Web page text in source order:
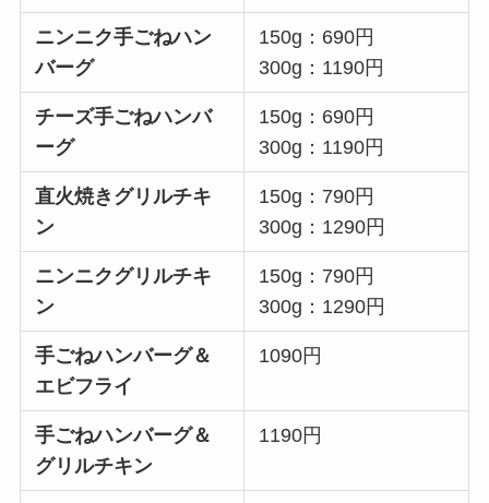
ニンニク手ごねハン
バーグ
150g：690円
300g：1190円
チーズ手ごねハンバ
ーグ
150g：690円
300g：1190円
直火焼きグリルチキ
ン
150g：790円
300g：1290円
ニンニクグリルチキ
ン
150g：790円
300g：1290円
手ごねハンバーグ＆
エビフライ
1090円
手ごねハンバーグ＆
グリルチキン
1190円